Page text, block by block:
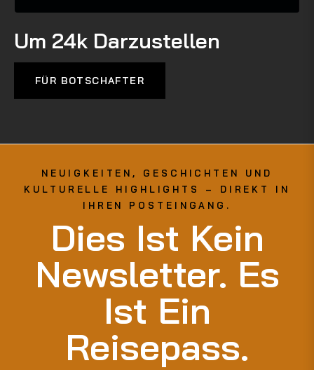
Um 24k Darzustellen
FÜR BOTSCHAFTER
NEUIGKEITEN, GESCHICHTEN UND
KULTURELLE HIGHLIGHTS – DIREKT IN
IHREN POSTEINGANG.
Dies Ist Kein
Newsletter. Es
Ist Ein
Reisepass.